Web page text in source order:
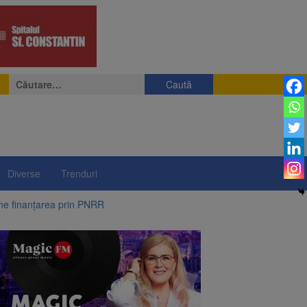
Caută
după:
Diverse Trenduri
finanțarea prin PNRR
a fost semnat
aripa unui avion